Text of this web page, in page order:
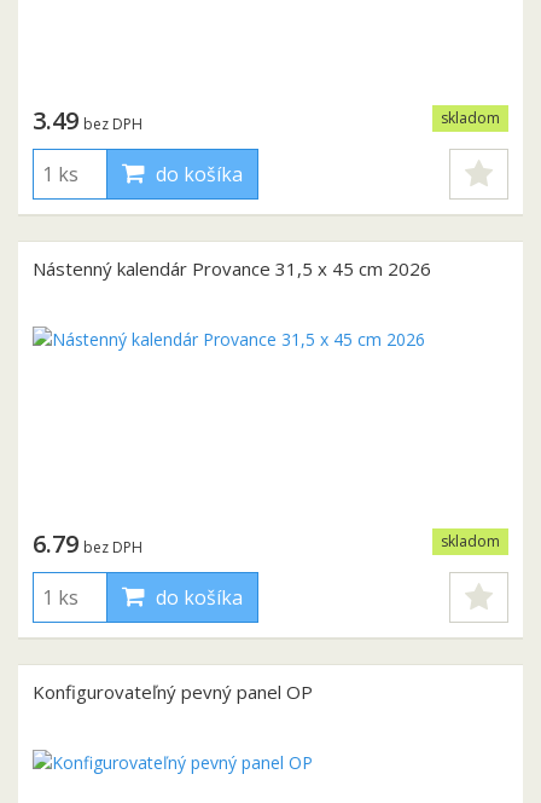
skladom
3.49 bez DPH
do košíka
Nástenný kalendár Provance 31,5 x 45 cm 2026
skladom
6.79 bez DPH
do košíka
Konfigurovateľný pevný panel OP